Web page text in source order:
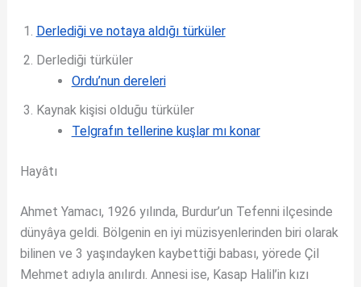
Derlediği ve notaya aldığı türküler
Derlediği türküler
Ordu’nun dereleri
Kaynak kişisi olduğu türküler
Telgrafın tellerine kuşlar mı konar
Hayâtı
Ahmet Yamacı, 1926 yılında, Burdur’un Tefenni ilçesinde
dünyâya geldi. Bölgenin en iyi müzisyenlerinden biri olarak
bilinen ve 3 yaşındayken kaybettiği babası, yörede Çil
Mehmet adıyla anılırdı. Annesi ise, Kasap Halil’in kızı